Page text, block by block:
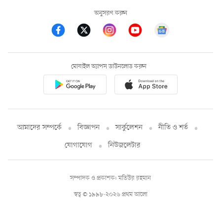
অনুসরণ করুন
মোবাইল অ্যাপস ডাউনলোড করুন
আমাদের সম্পর্কে বিজ্ঞাপন সার্কুলেশন
নীতি ও শর্ত
যোগাযোগ
নিউজলেটার
স্বত্ব © ১৯৯৮-২০২৬ প্রথম আলো
সম্পাদক ও প্রকাশক: মতিউর রহমান